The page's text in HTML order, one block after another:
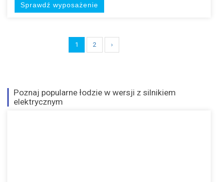
Sprawdź wyposażenie
1 2 ›
Poznaj popularne łodzie w wersji z silnikiem
elektrycznym